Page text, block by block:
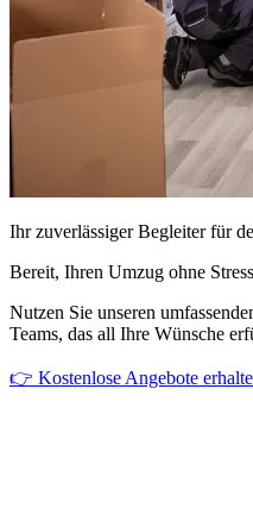
Ihr zuverlässiger Begleiter für
Bereit, Ihren Umzug ohne
Nutzen Sie unseren
Teams, das all Ihre Wünsche
👉 Kostenlose Angebote